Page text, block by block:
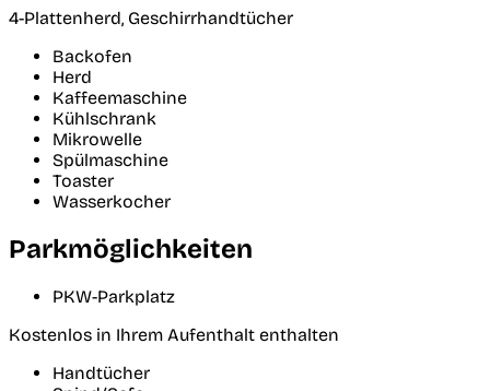
4-Plattenherd, Geschirrhandtücher
Backofen
Herd
Kaffeemaschine
Kühlschrank
Mikrowelle
Spülmaschine
Toaster
Wasserkocher
Parkmöglichkeiten
PKW-Parkplatz
Kostenlos in Ihrem Aufenthalt enthalten
Handtücher